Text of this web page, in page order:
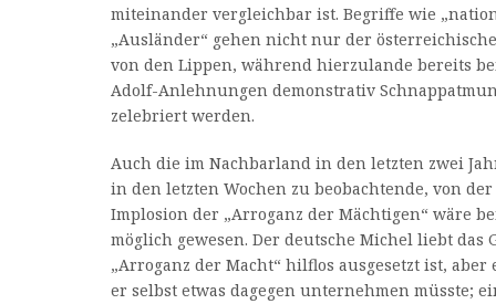
miteinander vergleichbar ist. Begriffe wie
„Ausländer“ gehen nicht nur der
von den Lippen, während hierzulande bereits
Adolf-Anlehnungen demonstrativ
zelebriert werden.
Auch die im Nachbarland in den letzten zwei
in den letzten Wochen zu beobachtende, von
Implosion der „Arroganz der Mächtigen“ wäre
möglich gewesen. Der deutsche Michel liebt das
„Arroganz der Macht“ hilflos ausgesetzt ist, aber
er selbst etwas dagegen unternehmen müsste;